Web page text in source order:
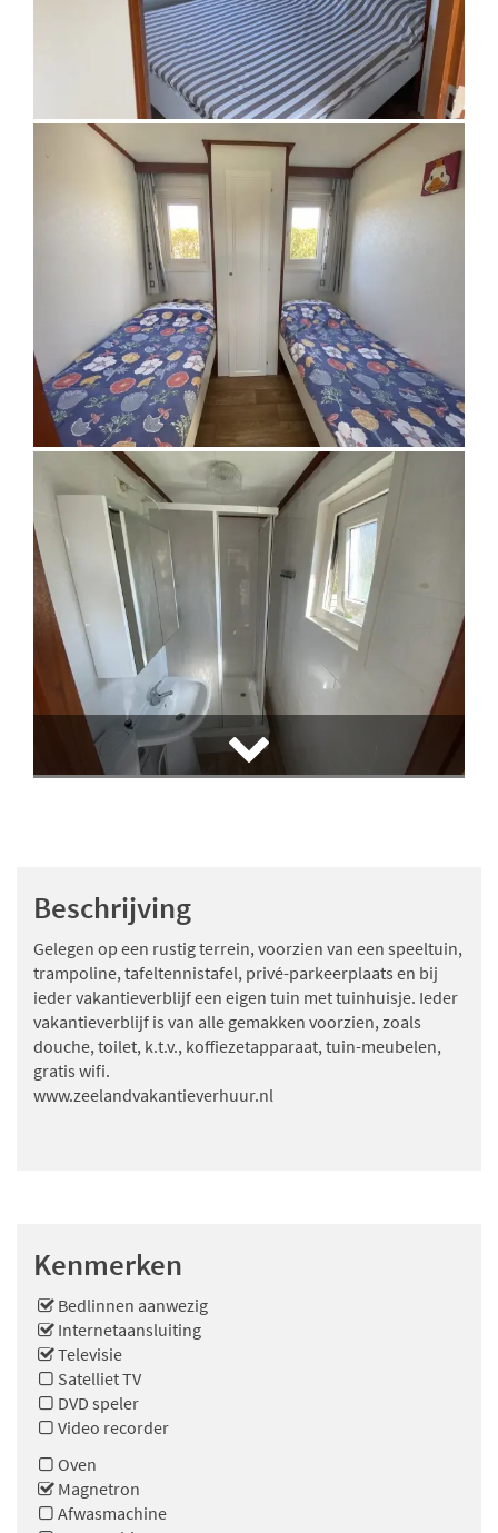
Beschrijving
Gelegen op een rustig terrein, voorzien van een speeltuin,
trampoline, tafeltennistafel, privé-parkeerplaats en bij
ieder vakantieverblijf een eigen tuin met tuinhuisje. Ieder
vakantieverblijf is van alle gemakken voorzien, zoals
douche, toilet, k.t.v., koffiezetapparaat, tuin-meubelen,
gratis wifi.
www.zeelandvakantieverhuur.nl
Kenmerken
Bedlinnen aanwezig
Internetaansluiting
Televisie
Satelliet TV
DVD speler
Video recorder
Oven
Magnetron
Afwasmachine